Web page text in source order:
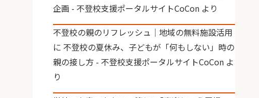
企画 - 不登校支援ポータルサイトCoCon より
不登校の親のリフレッシュ｜地域の無料施設活用
に 不登校の夏休み、子どもが「何もしない」時の
親の接し方 - 不登校支援ポータルサイトCoCon よ
り